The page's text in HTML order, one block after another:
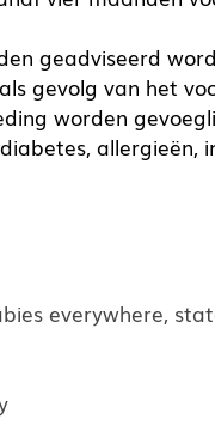
geadviseerd
gevolg van het
worden
allergieën,
everywhere,